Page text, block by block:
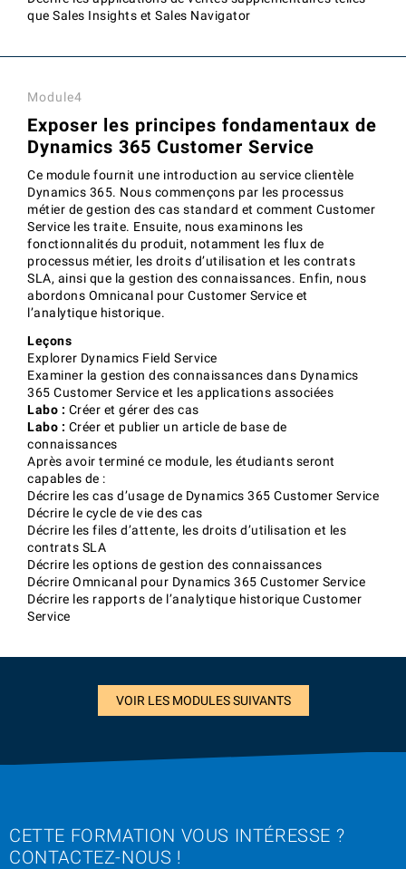
que Sales Insights et Sales Navigator
Module4
Exposer les principes fondamentaux de
Dynamics 365 Customer Service
Ce module fournit une introduction au service clientèle
Dynamics 365. Nous commençons par les processus
métier de gestion des cas standard et comment Customer
Service les traite. Ensuite, nous examinons les
fonctionnalités du produit, notamment les flux de
processus métier, les droits d’utilisation et les contrats
SLA, ainsi que la gestion des connaissances. Enfin, nous
abordons Omnicanal pour Customer Service et
l’analytique historique.
Leçons
Explorer Dynamics Field Service
Examiner la gestion des connaissances dans Dynamics
365 Customer Service et les applications associées
Labo : Créer et gérer des cas
Labo : Créer et publier un article de base de
connaissances
Après avoir terminé ce module, les étudiants seront
capables de :
Décrire les cas d’usage de Dynamics 365 Customer Service
Décrire le cycle de vie des cas
Décrire les files d’attente, les droits d’utilisation et les
contrats SLA
Décrire les options de gestion des connaissances
Décrire Omnicanal pour Dynamics 365 Customer Service
Décrire les rapports de l’analytique historique Customer
Service
VOIR LES MODULES SUIVANTS
CETTE FORMATION VOUS INTÉRESSE ?
CONTACTEZ-NOUS !